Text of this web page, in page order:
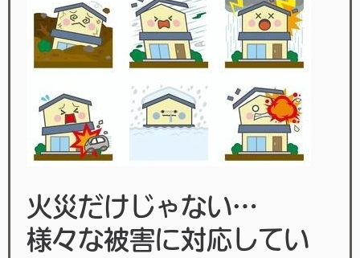
火災だけじゃない…
様々な被害に対応してい